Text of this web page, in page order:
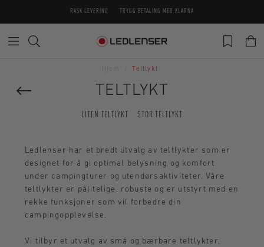
RASK LEVERING TRYGG BETALING MED KLARNA
Teltlykt
TELTLYKT
LITEN TELTLYKT STOR TELTLYKT
Ledlenser har et bredt utvalg av teltlykter som er
designet for å gi optimal belysning og komfort
under campingturer og utendørsaktiviteter. Våre
teltlykter er pålitelige, robuste og er utstyrt med en
rekke funksjoner som vil forbedre din
campingopplevelse.
Vi tilbyr et utvalg av små og bærbare teltlykter,